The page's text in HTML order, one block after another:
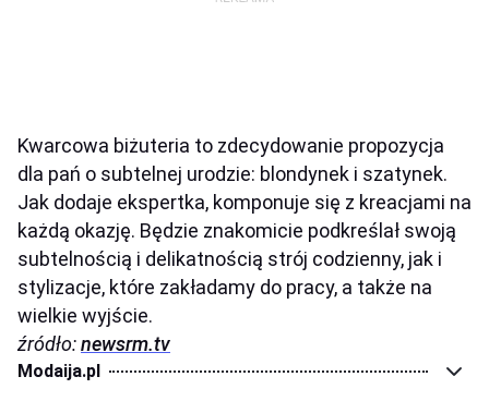
Kwarcowa biżuteria to zdecydowanie propozycja
dla pań o subtelnej urodzie: blondynek i szatynek.
Jak dodaje ekspertka, komponuje się z kreacjami na
każdą okazję. Będzie znakomicie podkreślał swoją
subtelnością i delikatnością strój codzienny, jak i
stylizacje, które zakładamy do pracy, a także na
wielkie wyjście.
źródło:newsrm.tv
Modaija.pl